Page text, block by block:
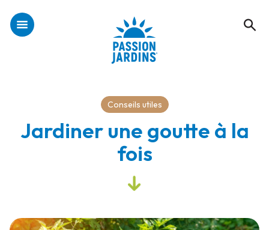
Conseils utiles
Jardiner une goutte à la
fois